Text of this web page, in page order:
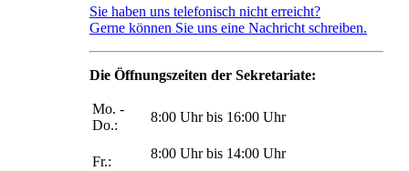
Sie haben uns telefonisch nicht erreicht?
Gerne können Sie uns eine Nachricht schreiben.
Die Öffnungszeiten der Sekretariate:
Mo. -
Do.:
8:00 Uhr bis 16:00 Uhr
Fr.:
8:00 Uhr bis 14:00 Uhr